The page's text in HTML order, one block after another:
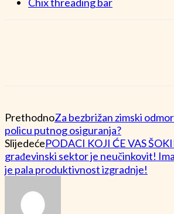
PrethodnoZa bezbrižan zimski
policu putnog osiguranja?
SlijedećePODACI KOJI ĆE VAS
građevinski sektor je neučinkovit!
je pala produktivnost izgradnje!